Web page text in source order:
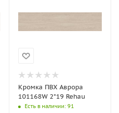
Кромка ПВХ Аврора
101168W 2*19 Rehau
Есть в наличии: 91